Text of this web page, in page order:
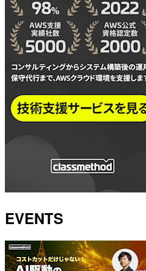
EVENTS